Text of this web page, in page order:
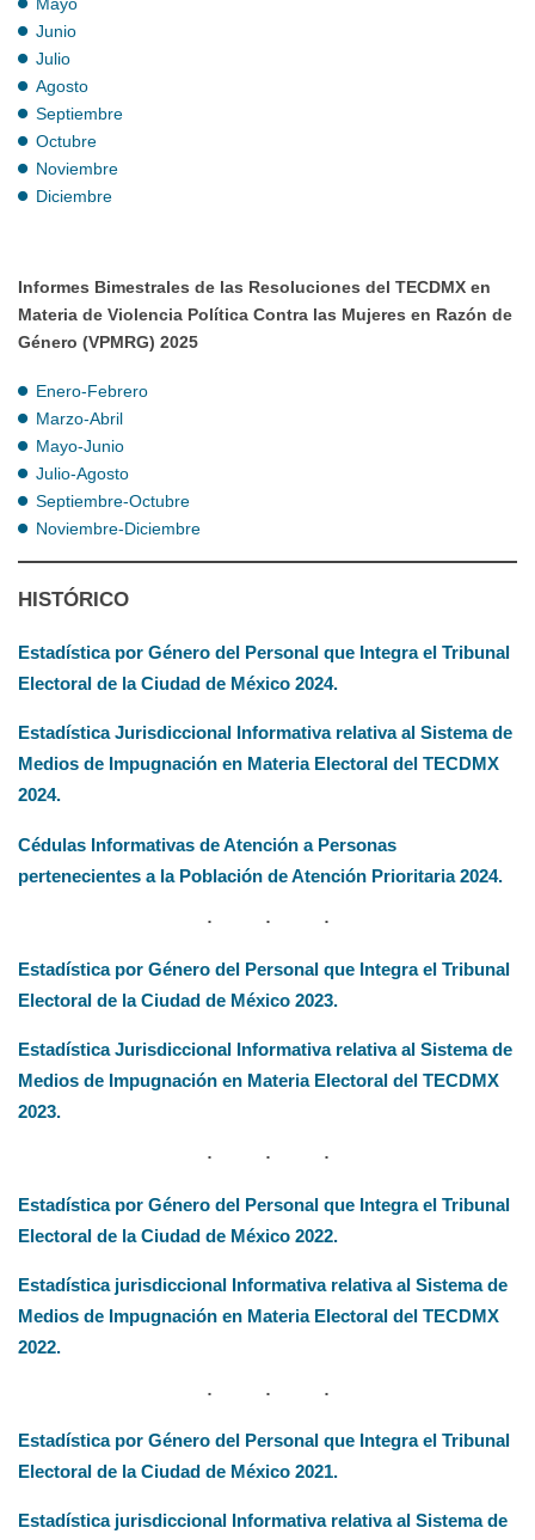
Junio
Julio
Agosto
Septiembre
Octubre
Noviembre
Diciembre
Informes Bimestrales de las Resoluciones del TECDMX en
Materia de Violencia Política Contra las Mujeres en Razón de
Género (VPMRG) 2025
Enero-Febrero
Marzo-Abril
Mayo-Junio
Julio-Agosto
Septiembre-Octubre
Noviembre-Diciembre
HISTÓRICO
Estadística por Género del Personal que Integra el Tribunal
Electoral de la Ciudad de México 2024.
Estadística Jurisdiccional Informativa relativa al Sistema de
Medios de Impugnación en Materia Electoral del TECDMX
2024.
Cédulas Informativas de Atención a Personas
pertenecientes a la Población de Atención Prioritaria 2024.
Estadística por Género del Personal que Integra el Tribunal
Electoral de la Ciudad de México 2023.
Estadística Jurisdiccional Informativa relativa al Sistema de
Medios de Impugnación en Materia Electoral del TECDMX
2023.
Estadística por Género del Personal que Integra el Tribunal
Electoral de la Ciudad de México 2022.
Estadística jurisdiccional Informativa relativa al Sistema de
Medios de Impugnación en Materia Electoral del TECDMX
2022.
Estadística por Género del Personal que Integra el Tribunal
Electoral de la Ciudad de México 2021.
Estadística jurisdiccional Informativa relativa al Sistema de